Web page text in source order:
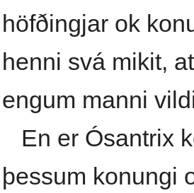
höfðingjar ok
henni svá mikit,
engum manni
En er Ósantrix
þessum konungi